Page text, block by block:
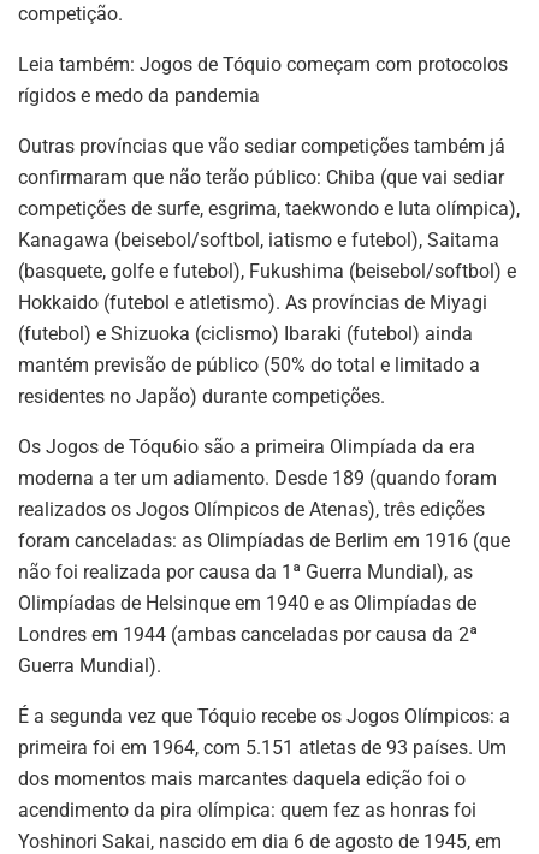
competição.
Leia também: Jogos de Tóquio começam com protocolos
rígidos e medo da pandemia
Outras províncias que vão sediar competições também já
confirmaram que não terão público: Chiba (que vai sediar
competições de surfe, esgrima, taekwondo e luta olímpica),
Kanagawa (beisebol/softbol, iatismo e futebol), Saitama
(basquete, golfe e futebol), Fukushima (beisebol/softbol) e
Hokkaido (futebol e atletismo). As províncias de Miyagi
(futebol) e Shizuoka (ciclismo) Ibaraki (futebol) ainda
mantém previsão de público (50% do total e limitado a
residentes no Japão) durante competições.
Os Jogos de Tóqu6io são a primeira Olimpíada da era
moderna a ter um adiamento. Desde 189 (quando foram
realizados os Jogos Olímpicos de Atenas), três edições
foram canceladas: as Olimpíadas de Berlim em 1916 (que
não foi realizada por causa da 1ª Guerra Mundial), as
Olimpíadas de Helsinque em 1940 e as Olimpíadas de
Londres em 1944 (ambas canceladas por causa da 2ª
Guerra Mundial).
É a segunda vez que Tóquio recebe os Jogos Olímpicos: a
primeira foi em 1964, com 5.151 atletas de 93 países. Um
dos momentos mais marcantes daquela edição foi o
acendimento da pira olímpica: quem fez as honras foi
Yoshinori Sakai, nascido em dia 6 de agosto de 1945, em